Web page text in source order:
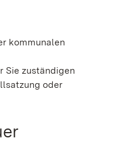
kommunalen
Sie zuständigen
oder